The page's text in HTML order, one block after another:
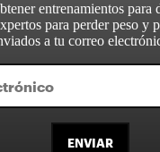
entrenamientos para
para perder peso y
a tu correo
ENVIAR